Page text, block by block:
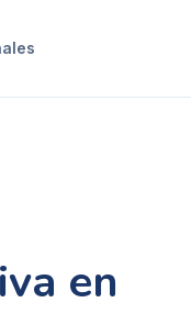
en